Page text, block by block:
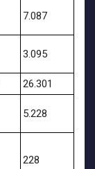
7.087
3.095
26.301
5.228
228